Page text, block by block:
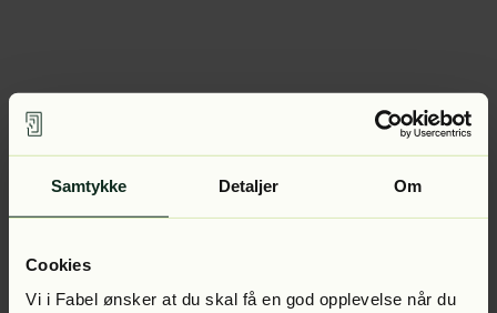
Samtykke Detaljer Om
Cookies
Vi i Fabel ønsker at du skal få en god opplevelse når du